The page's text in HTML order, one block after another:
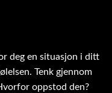
deg en situasjon i ditt
Tenk gjennom
oppstod den?